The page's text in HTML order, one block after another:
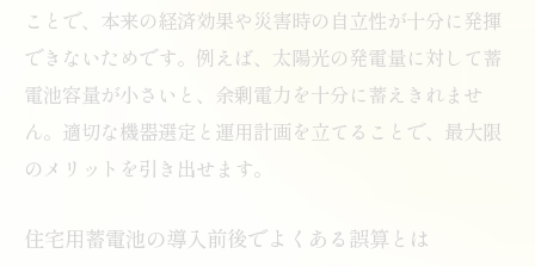
ことで、本来の経済効果や災害時の自立性が十分に発揮
できないためです。例えば、太陽光の発電量に対して蓄
電池容量が小さいと、余剰電力を十分に蓄えきれませ
ん。適切な機器選定と運用計画を立てることで、最大限
のメリットを引き出せます。
住宅用蓄電池の導入前後でよくある誤算とは